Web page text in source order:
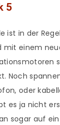
5
ist in der
mit einem
Noch
oder
es ja nicht
sogar auf